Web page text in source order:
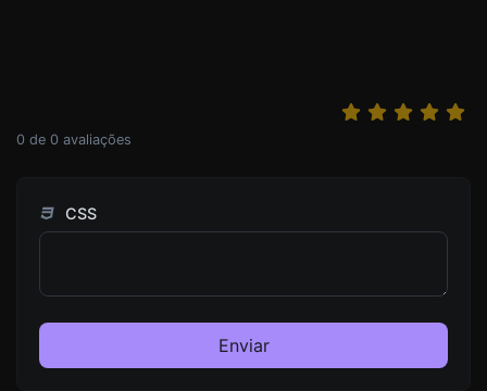
0 de 0 avaliações
CSS
Enviar